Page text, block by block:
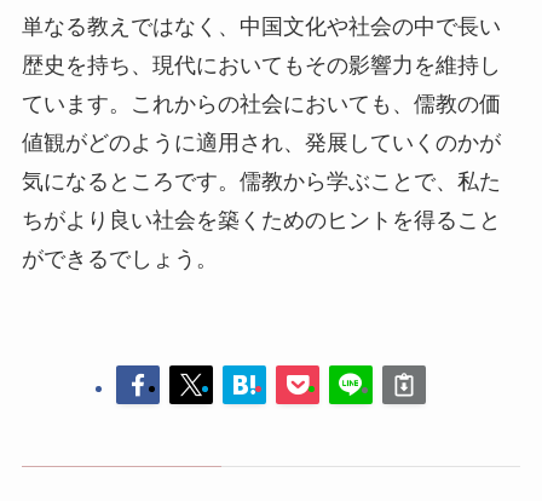
単なる教えではなく、中国文化や社会の中で長い
歴史を持ち、現代においてもその影響力を維持し
ています。これからの社会においても、儒教の価
値観がどのように適用され、発展していくのかが
気になるところです。儒教から学ぶことで、私た
ちがより良い社会を築くためのヒントを得ること
ができるでしょう。